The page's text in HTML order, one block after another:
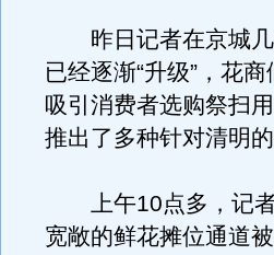
昨日记者在京城几
已经逐渐“升级”，花
吸引消费者选购祭扫
推出了多种针对清明的
上午10点多，记者
宽敞的鲜花摊位通道